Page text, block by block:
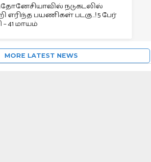
நடுகடலில்
எரிந்த பயணிகள் படகு…! 5 பேர்
– 41 மாயம்
MORE LATEST NEWS